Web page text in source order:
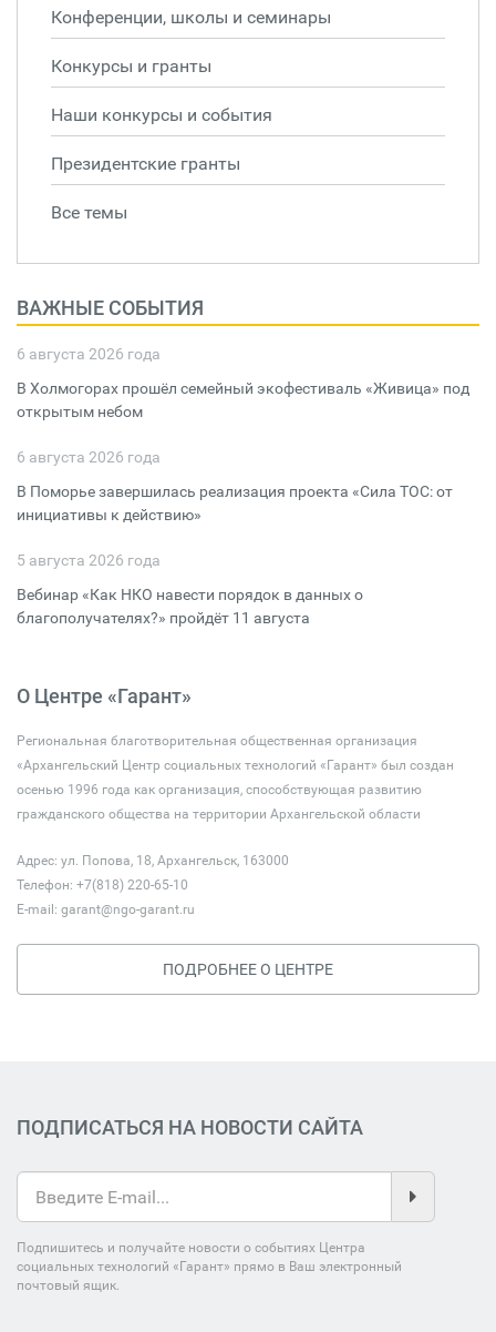
Конференции, школы и семинары
Конкурсы и гранты
Наши конкурсы и события
Президентские гранты
Все темы
ВАЖНЫЕ СОБЫТИЯ
6 августа 2026 года
В Холмогорах прошёл семейный экофестиваль «Живица» под
открытым небом
6 августа 2026 года
В Поморье завершилась реализация проекта «Сила ТОС: от
инициативы к действию»
5 августа 2026 года
Вебинар «Как НКО навести порядок в данных о
благополучателях?» пройдёт 11 августа
О Центре «Гарант»
Региональная благотворительная общественная организация
«Архангельский Центр социальных технологий «Гарант» был создан
осенью 1996 года как организация, способствующая развитию
гражданского общества на территории Архангельской области
Адрес: ул. Попова, 18, Архангельск, 163000
Телефон: +7(818) 220-65-10
E-mail: garant@ngo-garant.ru
ПОДРОБНЕЕ О ЦЕНТРЕ
ПОДПИСАТЬСЯ НА НОВОСТИ САЙТА
Подпишитесь и получайте новости о событиях Центра
социальных технологий «Гарант» прямо в Ваш электронный
почтовый ящик.